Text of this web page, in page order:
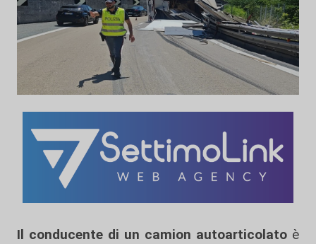
Il conducente di un camion autoarticolato è